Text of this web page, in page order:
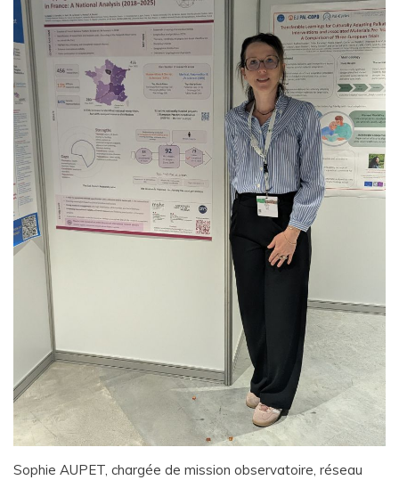
Sophie AUPET, chargée de mission observatoire, réseau